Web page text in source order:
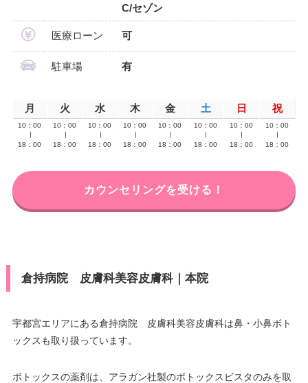
C/セゾン
医療ローン 可
駐車場 有
月 火 水 木 金 土 日 祝
10：00
18：00
10：00
18：00
10：00
18：00
10：00
18：00
10：00
18：00
10：00
18：00
10：00
18：00
10：00
18：00
カウンセリングを受ける！
倉持病院 皮膚科美容皮膚科｜本院
宇都宮エリアにある倉持病院 皮膚科美容皮膚科は鼻・小鼻ボト
ックスも取り扱っています。
ボトックスの薬剤は、アラガン社製のボトックスビスタのみを取